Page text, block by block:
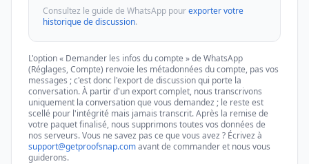
Consultez le guide de WhatsApp pourexporter votre
historique de discussion.
L'option « Demander les infos du compte » de WhatsApp
(Réglages, Compte) renvoie les métadonnées du compte, pas vos
messages ; c'est donc l'export de discussion qui porte la
conversation. À partir d'un export complet, nous transcrivons
uniquement la conversation que vous demandez ; le reste est
scellé pour l'intégrité mais jamais transcrit. Après la remise de
votre paquet finalisé, nous supprimons toutes vos données de
nos serveurs. Vous ne savez pas ce que vous avez ? Écrivez à
support@getproofsnap.comavant de commander et nous vous
guiderons.